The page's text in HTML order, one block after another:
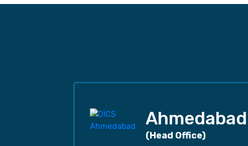
Ahmedabad
(Head Office)